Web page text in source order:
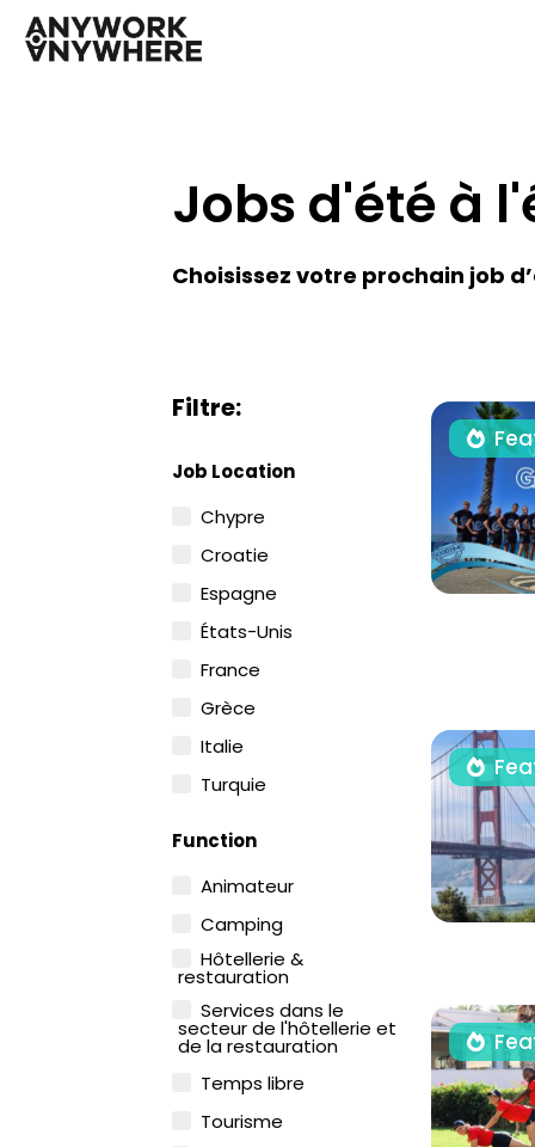
Jobs d'été à
Choisissez votre prochain job
Filtre:
Job Location
Chypre
Croatie
Espagne
États-Unis
France
Grèce
Italie
Turquie
Function
Animateur
Camping
Hôtellerie &
restauration
Services dans le
secteur de l'hôtellerie et
de la restauration
Temps libre
Tourisme